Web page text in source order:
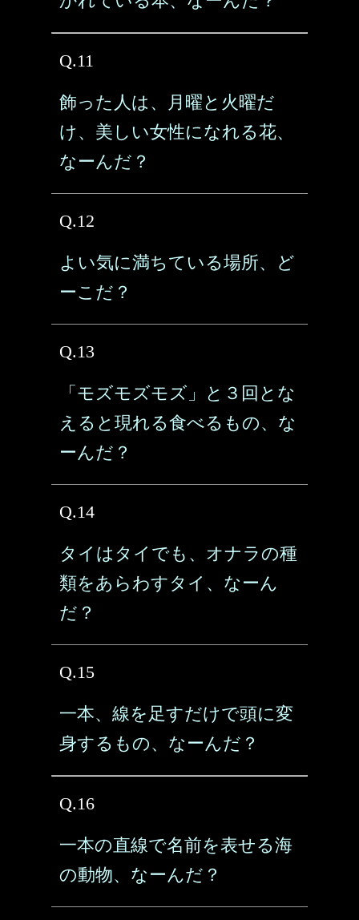
Q.11
飾った人は、月曜と火曜だ
け、美しい女性になれる花、
なーんだ？
Q.12
よい気に満ちている場所、ど
ーこだ？
Q.13
「モズモズモズ」と３回とな
えると現れる食べるもの、な
ーんだ？
Q.14
タイはタイでも、オナラの種
類をあらわすタイ、なーん
だ？
Q.15
一本、線を足すだけで頭に変
身するもの、なーんだ？
Q.16
一本の直線で名前を表せる海
の動物、なーんだ？